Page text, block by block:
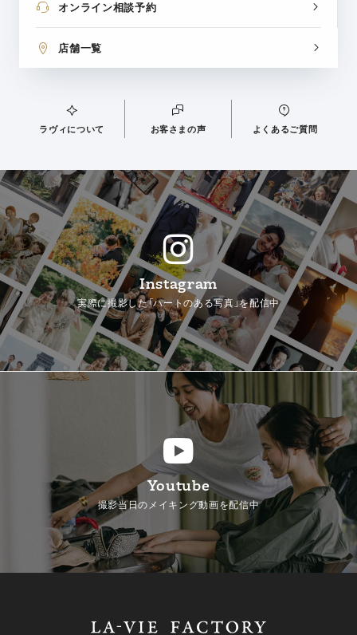
オンライン相談予約
店舗一覧
ラヴィについて お客さまの声 よくあるご質問
Instagram
実際に撮影した「ハートのある写真」を配信中
Youtube
撮影当日のメイキング動画を配信中